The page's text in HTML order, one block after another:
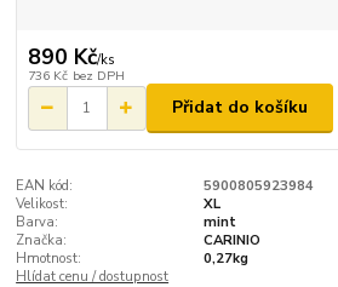
890 Kč/ks
736 Kč bez DPH
Přidat do košíku
EAN kód:
5900805923984
Velikost:
XL
Barva:
mint
Značka:
CARINIO
Hmotnost:
0,27kg
Hlídat cenu / dostupnost